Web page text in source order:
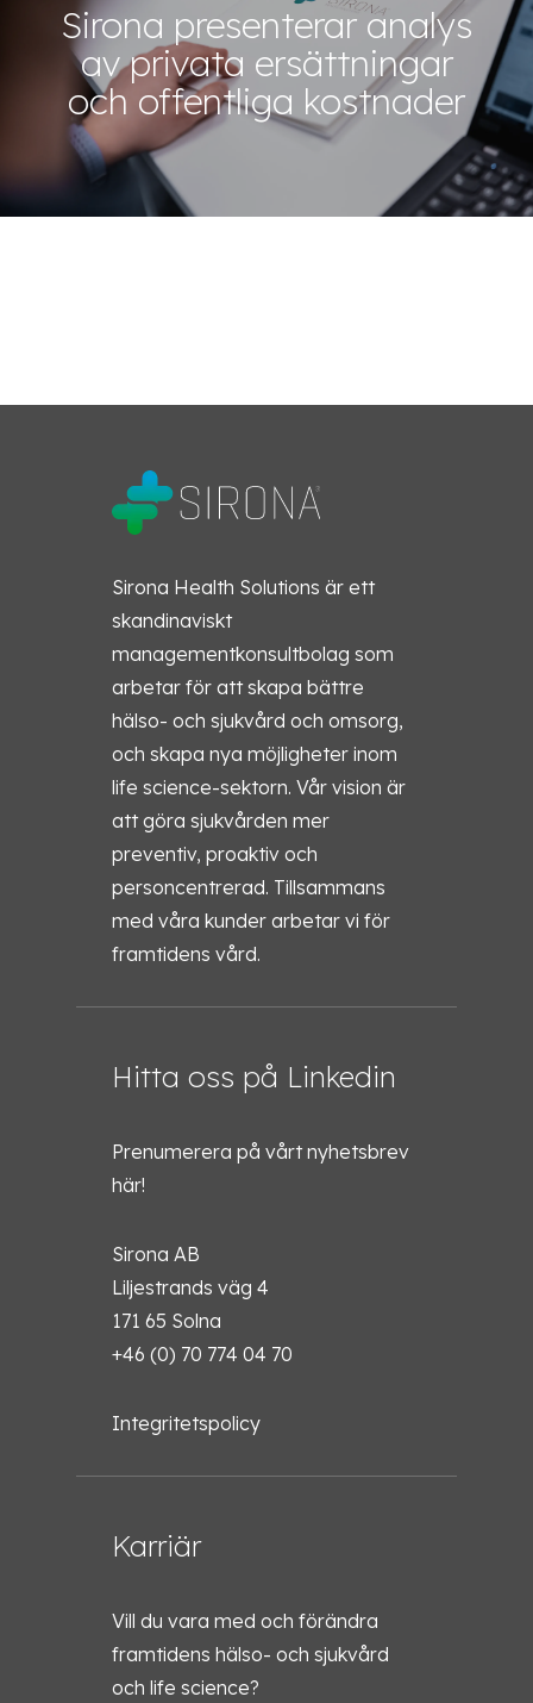
Sirona presenterar analys
av privata ersättningar
och offentliga kostnader
Sirona Health Solutions är ett
skandinaviskt
managementkonsultbolag som
arbetar för att skapa bättre
hälso- och sjukvård och omsorg,
och skapa nya möjligheter inom
life science-sektorn. Vår vision är
att göra sjukvården mer
preventiv, proaktiv och
personcentrerad. Tillsammans
med våra kunder arbetar vi för
framtidens vård.
Hitta oss på Linkedin
Prenumerera på vårt nyhetsbrev
här!
Sirona AB
Liljestrands väg 4
171 65 Solna
+46 (0) 70 774 04 70
Integritetspolicy
Karriär
Vill du vara med och förändra
framtidens hälso- och sjukvård
och life science?